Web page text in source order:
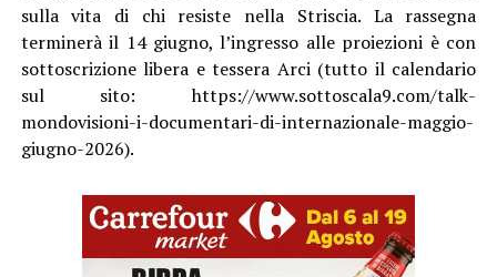
sulla vita di chi resiste nella Striscia. La rassegna
terminerà il 14 giugno, l’ingresso alle proiezioni è con
sottoscrizione libera e tessera Arci (tutto il calendario
sul sito: https://www.sottoscala9.com/talk-
mondovisioni-i-documentari-di-internazionale-maggio-
giugno-2026).